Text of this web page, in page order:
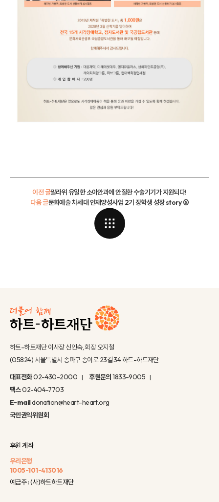
이전 글말라위 유일한 소아안과에 안질환 수술기기가 지원되다!
문화예술 차세대 인재양성사업 2기 장학생 성장 story ⑤
다음 글
하트-하트재단 이사장 신인숙, 회장 오지철
(05824) 서울특별시 송파구 송이로 23길 34 하트-하트재단
대표전화02-430-2000 후원문의1833-9005
팩스02-404-7703
E-maildonation@heart-heart.org
국민권익위원회
후원 계좌
우리은행
1005-101-413016
예금주 : (사)하트하트재단